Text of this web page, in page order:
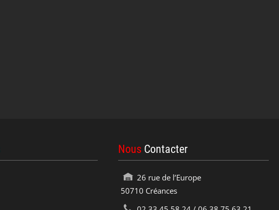
Nous Contacter
26 rue de l’Europe
50710 Créances